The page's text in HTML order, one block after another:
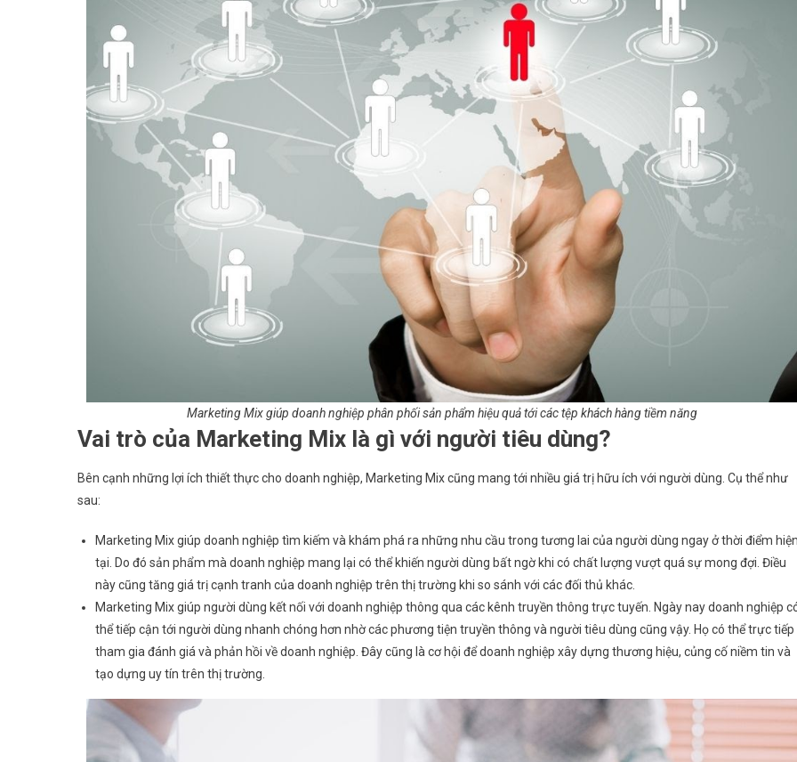
Marketing Mix giúp doanh nghiệp phân phối sản phẩm hiệu quả tới các tệp khách hàng tiềm năng
Vai trò của Marketing Mix là gì với người tiêu dùng?
Bên cạnh những lợi ích thiết thực cho doanh nghiệp, Marketing Mix cũng mang tới nhiều giá trị hữu ích với người dùng. Cụ thể như
sau:
Marketing Mix giúp doanh nghiệp tìm kiếm và khám phá ra những nhu cầu trong tương lai của người dùng ngay ở thời điểm
tại. Do đó sản phẩm mà doanh nghiệp mang lại có thể khiến người dùng bất ngờ khi có chất lượng vượt quá sự mong đợi. Điều
này cũng tăng giá trị cạnh tranh của doanh nghiệp trên thị trường khi so sánh với các đối thủ khác.
Marketing Mix giúp người dùng kết nối với doanh nghiệp thông qua các kênh truyền thông trực tuyến. Ngày nay doanh nghiệp
thể tiếp cận tới người dùng nhanh chóng hơn nhờ các phương tiện truyền thông và người tiêu dùng cũng vậy. Họ có thể trực tiếp
tham gia đánh giá và phản hồi về doanh nghiệp. Đây cũng là cơ hội để doanh nghiệp xây dựng thương hiệu, củng cố niềm tin và
tạo dựng uy tín trên thị trường.